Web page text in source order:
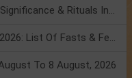
Shravan Somvar Vrat 2026: Dates, Significance & Rituals In August
Weekly Horoscope 3 To 9 August, 2026: List Of Fasts & Festivals
To 8 August, 2026